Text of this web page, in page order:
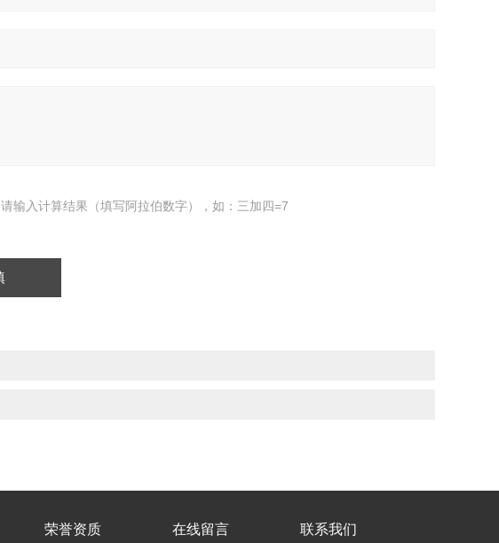
请输入计算结果（填写阿拉伯数字），如：三加四=7
荣誉资质 在线留言 联系我们